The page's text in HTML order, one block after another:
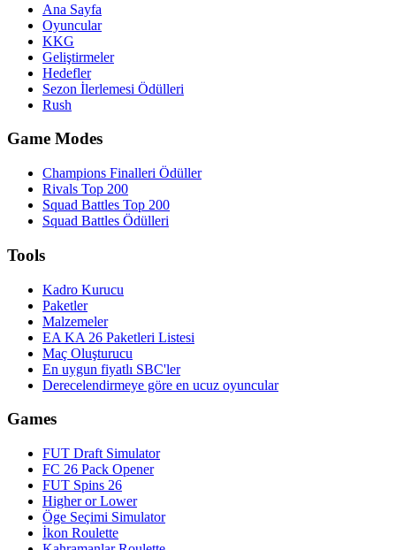
Ana Sayfa
Oyuncular
KKG
Geliştirmeler
Hedefler
Sezon İlerlemesi Ödülleri
Rush
Game Modes
Champions Finalleri Ödüller
Rivals Top 200
Squad Battles Top 200
Squad Battles Ödülleri
Tools
Kadro Kurucu
Paketler
Malzemeler
EA KA 26 Paketleri Listesi
Maç Oluşturucu
En uygun fiyatlı SBC'ler
Derecelendirmeye göre en ucuz oyuncular
Games
FUT Draft Simulator
FC 26 Pack Opener
FUT Spins 26
Higher or Lower
Öge Seçimi Simulator
İkon Roulette